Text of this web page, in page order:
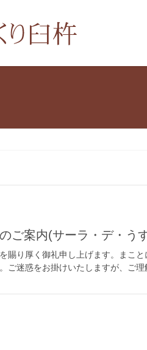
のご案内(サーラ・デ・う
賜り厚く御礼申し上げます。まこ
ご迷惑をお掛けいたしますが、ご